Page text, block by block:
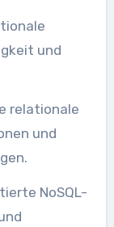
und
relationale
und
NoSQL-